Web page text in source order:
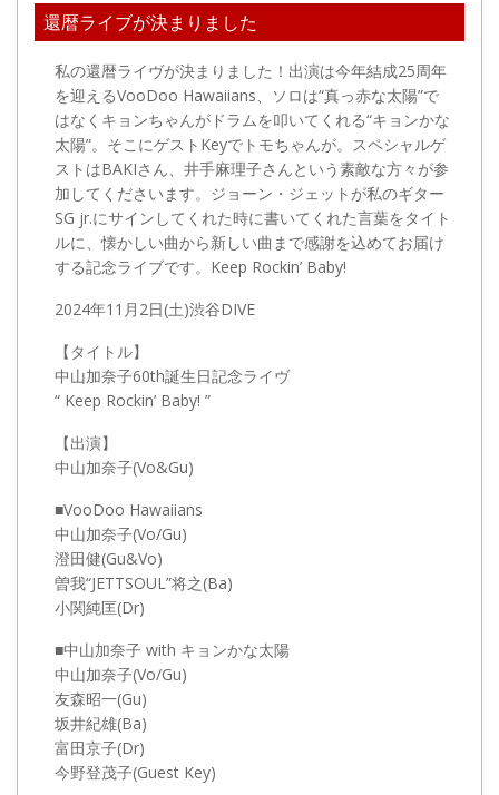
還暦ライブが決まりました
私の還暦ライヴが決まりました！出演は今年結成25周年
を迎えるVooDoo Hawaiians、ソロは“真っ赤な太陽”で
はなくキョンちゃんがドラムを叩いてくれる“キョンかな
太陽”。そこにゲストKeyでトモちゃんが。スペシャルゲ
ストはBAKIさん、井手麻理子さんという素敵な方々が参
加してくださいます。ジョーン・ジェットが私のギター
SG jr.にサインしてくれた時に書いてくれた言葉をタイト
ルに、懐かしい曲から新しい曲まで感謝を込めてお届け
する記念ライブです。Keep Rockin’ Baby!
2024年11月2日(土)渋谷DIVE
【タイトル】
中山加奈子60th誕生日記念ライヴ
“ Keep Rockin’ Baby! ”
【出演】
中山加奈子(Vo&Gu)
■VooDoo Hawaiians
中山加奈子(Vo/Gu)
澄田健(Gu&Vo)
曽我“JETTSOUL”将之(Ba)
小関純匡(Dr)
■中山加奈子 with キョンかな太陽
中山加奈子(Vo/Gu)
友森昭一(Gu)
坂井紀雄(Ba)
富田京子(Dr)
今野登茂子(Guest Key)